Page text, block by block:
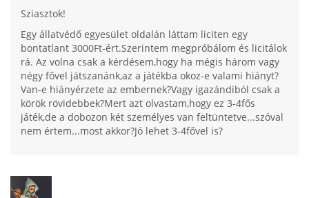
Sziasztok!
Egy állatvédő egyesület oldalán láttam liciten egy
bontatlant 3000Ft-ért.Szerintem megpróbálom és licitálok
rá. Az volna csak a kérdésem,hogy ha mégis három vagy
négy fővel játszanánk,az a játékba okoz-e valami hiányt?
Van-e hiányérzete az embernek?Vagy igazándiból csak a
körök rövidebbek?Mert azt olvastam,hogy ez 3-4fős
játék,de a dobozon két személyes van feltüntetve...szóval
nem értem...most akkor?Jó lehet 3-4fővel is?